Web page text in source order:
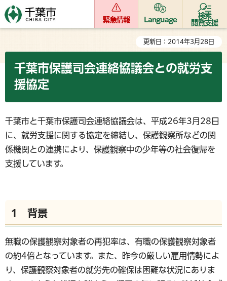
緊急情報 Language
検索
閲覧支援
更新日：2014年3月28日
千葉市保護司会連絡協議会との就労支
援協定
千葉市と千葉市保護司会連絡協議会は、平成26年3月28日
に、就労支援に関する協定を締結し、保護観察所などの関
係機関との連携により、保護観察中の少年等の社会復帰を
支援しています。
1 背景
無職の保護観察対象者の再犯率は、有職の保護観察対象者
の約4倍となっています。また、昨今の厳しい雇用情勢によ
り、保護観察対象者の就労先の確保は困難な状況にありま